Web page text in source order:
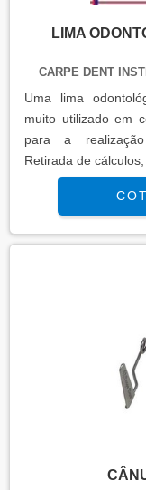
LIMA
CARPE DENT
Uma lima
muito utilizado em
para a
Retirada de
de tecidos;
mercado, sendo